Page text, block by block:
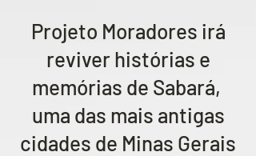
Projeto Moradores irá
reviver histórias e
memórias de Sabará,
uma das mais antigas
cidades de Minas Gerais